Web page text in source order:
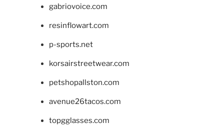
gabriovoice.com
resinflowart.com
p-sports.net
korsairstreetwear.com
petshopallston.com
avenue26tacos.com
topgglasses.com